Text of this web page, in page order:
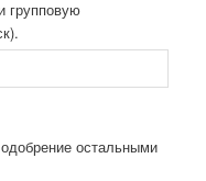
групповую
остальными